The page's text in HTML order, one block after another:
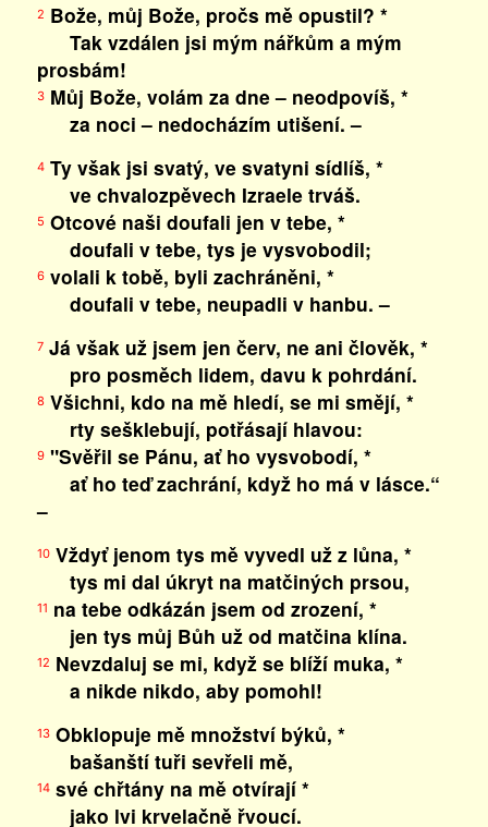
2 Bože, můj Bože, pročs mě opustil? *
Tak vzdálen jsi mým nářkům a mým
prosbám!
3Můj Bože, volám za dne – neodpovíš, *
za noci – nedocházím utišení. –
4Ty však jsi svatý, ve svatyni sídlíš, *
ve chvalozpěvech Izraele trváš.
5 Otcové naši doufali jen v tebe, *
doufali v tebe, tys je vysvobodil;
6volali k tobě, byli zachráněni, *
doufali v tebe, neupadli v hanbu. –
7Já však už jsem jen červ, ne ani člověk, *
pro posměch lidem, davu k pohrdání.
8 Všichni, kdo na mě hledí, se mi smějí, *
rty sešklebují, potřásají hlavou:
9"Svěřil se Pánu, ať ho vysvobodí, *
ať ho teď zachrání, když ho má v lásce.“
–
10Vždyť jenom tys mě vyvedl už z lůna, *
tys mi dal úkryt na matčiných prsou,
11 na tebe odkázán jsem od zrození, *
jen tys můj Bůh už od matčina klína.
12 Nevzdaluj se mi, když se blíží muka, *
a nikde nikdo, aby pomohl!
13Obklopuje mě množství býků, *
bašanští tuři sevřeli mě,
14své chřtány na mě otvírají *
jako lvi krvelačně řvoucí.